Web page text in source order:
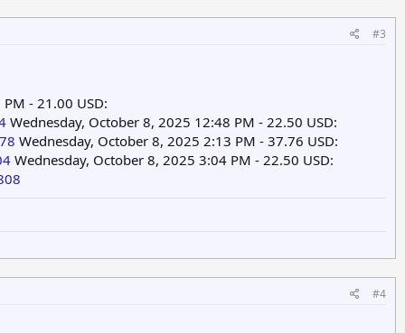
#3
- 21.00 USD:
Wednesday, October 8, 2025 12:48 PM - 22.50 USD:
Wednesday, October 8, 2025 2:13 PM - 37.76 USD:
Wednesday, October 8, 2025 3:04 PM - 22.50 USD:
#4